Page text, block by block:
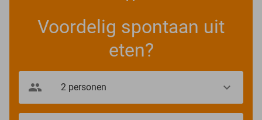
Voordelig spontaan uit
eten?